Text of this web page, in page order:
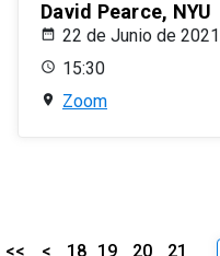
David Pearce, NYU
22 de Junio de 2021
15:30
Zoom
<< < 18 19 20
21